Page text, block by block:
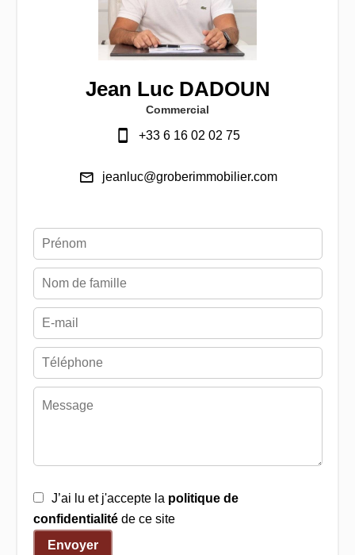
Jean Luc DADOUN
Commercial
+33 6 16 02 02 75
jeanluc@groberimmobilier.com
J’ai lu et j'accepte la politique de
confidentialitéde ce site
Envoyer